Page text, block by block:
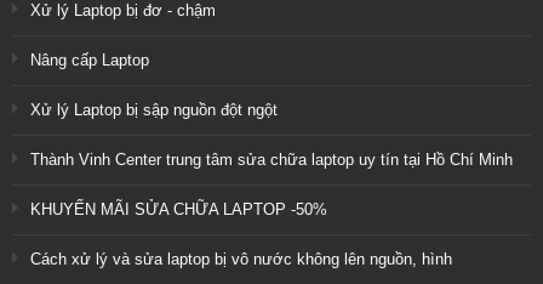
Xử lý Laptop bị đơ - chậm
Nâng cấp Laptop
Xử lý Laptop bị sập nguồn đột ngột
Thành Vinh Center trung tâm sửa chữa laptop uy tín tại Hồ Chí Minh
KHUYẾN MÃI SỬA CHỮA LAPTOP -50%
Cách xử lý và sửa laptop bị vô nước không lên nguồn, hình